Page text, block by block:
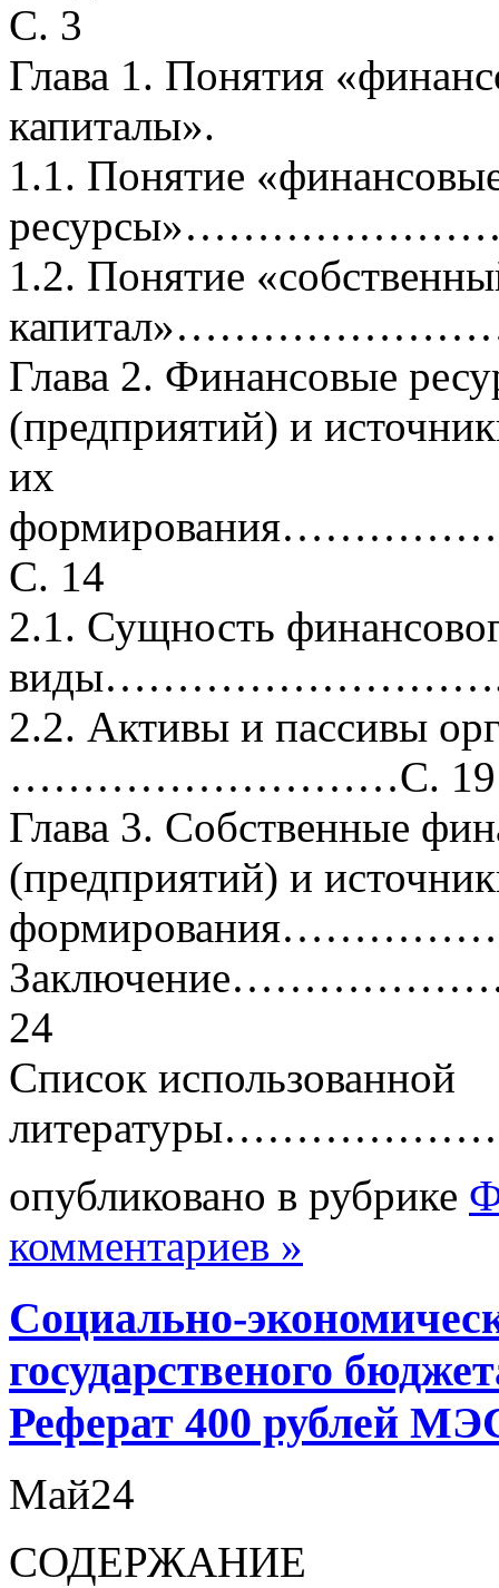
С. 3
Глава 1. Понятия
капиталы».
1.1. Понятие
1.2. Понятие
Глава 2. Финансовые
(предприятий) и
их
С. 14
2.1. Сущность
2.2. Активы и пассивы
………………………С. 19
Глава 3. Собственные
(предприятий) и
24
Список использованной
опубликовано в рубрике
комментариев »
Социально-
государственого
Реферат 400 рублей
Май24
СОДЕРЖАНИЕ